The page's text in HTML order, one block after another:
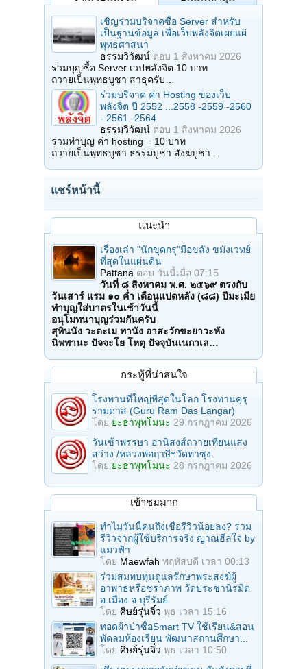
เชิญร่วมบริจาคซื้อ Server สำหรับ
เป็นฐานข้อมูล เพื่อเว็บพลังจิตเผยแผ่
พุทธศาสนา
ธรรมวิวัฒน์ ตอบ 1 สิงหาคม 2026
ร่วมบุญซื้อ Server เวปพลังจิต 10 บาท
ถวายเป็นพุทธบูชา สาธุครับ…
ร่วมบริจาค ค่า Hosting ของเว็บ
พลังจิต ปี 2552 ...2558 -2559 -2560
- 2561 -2564
ธรรมวิวัฒน์ ตอบ 1 สิงหาคม 2026
ร่วมทำบุญ ค่า hosting = 10 บาท
ถวายเป็นพุทธบูชา ธรรมบูชา สังฆบูชา…
แชร์หน้านี้
แนะนำ
เรื่องเล่า "นักขุดกรุ"มือขลัง ขมังเวทย์
ที่สุดในแผ่นดิน
Pattana ตอบ วันนี้เมื่อ 07:15
วันที่ ๘ สิงหาคม พ.ศ. ๒๕๖๙ ตรงกับ
วันเสาร์ แรม ๑๐ ค่ำ เดือนแปดหลัง (๘๘) ปีมะเมีย
ทำบุญใส่บาตรในเช้าวันนี้
อนุโมทนาบุญร่วมกันครับ
สุทินนัง วะตะเม ทานัง อาสะวักขะยาวะหัง
นิพพานะ ปัจจะโย โหตุ ปัจจุบันเนกาเล…
กระทู้ที่น่าสนใจ
โรงทานที่ใหญ่ทีสุดในโลก โรงทานคุรุ
รามดาส (Guru Ram Das Langar)
โดย ยะธาพุทโมนะ 29 กรกฎาคม 2026
วันเข้าพรรษา อานิสงส์ถวายเทียนแสง
สว่าง /หลวงพ่อฤาษีฯวัดท่าซุง
โดย ยะธาพุทโมนะ 28 กรกฎาคม 2026
เข้าชมมาก
ทำไมวันนี้คนถึงเชื่อรีวิวน้อยลง? รวม
รีวิวจากผู้ใช้บริการจริง ญาณฮีลใจ by
แมวฟ้า
โดย Maewfah พฤหัสบดี เวลา 00:13
ร่วมสมทบทุนดูแลรักษาพระสงฆ์ผู้
อาพาธหรือชราภาพ วัดประชานิรมิต
อ.เมือง จ.บุรีรัมย์
โดย ศิษย์รุ่นจิ๋ว พุธ เวลา 15:16
ทอดผ้าป่าซื้อSmart TV ใช้เรียน&สอน
พัดลมห้องเรียน พัฒนาสถานศึกษา...
โดย ศิษย์รุ่นจิ๋ว พุธ เวลา 10:50